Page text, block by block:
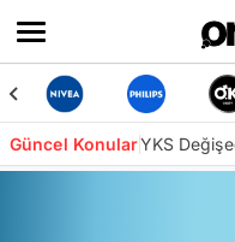
Güncel KonularYKS